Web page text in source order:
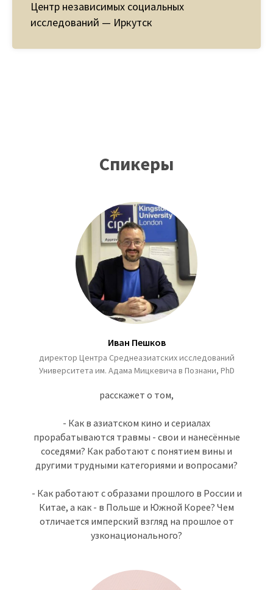
Центр независимых социальных
исследований — Иркутск
Спикеры
Иван Пешков
директор Центра Среднеазиатских исследований
Университета им. Адама Мицкевича в Познани, PhD
расскажет о том,
- Как в азиатском кино и сериалах
прорабатываются травмы - свои и нанесённые
соседями? Как работают с понятием вины и
другими трудными категориями и вопросами?
- Как работают с образами прошлого в России и
Китае, а как - в Польше и Южной Корее? Чем
отличается имперский взгляд на прошлое от
узконационального?